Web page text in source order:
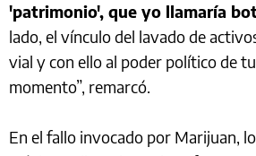
'patrimonio', que yo llamaría
lado, el vínculo del lavado de
vial y con ello al poder político de
momento”, remarcó.
En el fallo invocado por Marijuan,